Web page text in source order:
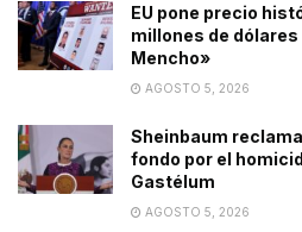
EU pone precio
millones de
Mencho»
AGOSTO 5, 2026
Sheinbaum
fondo por el
Gastélum
AGOSTO 5, 2026